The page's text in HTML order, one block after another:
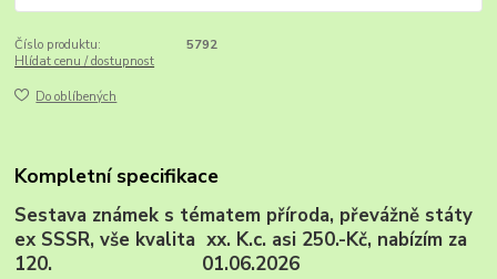
Číslo produktu:
5792
Hlídat cenu / dostupnost
Do oblíbených
Kompletní specifikace
Sestava známek s tématem příroda, převážně státy
ex SSSR, vše kvalita xx. K.c. asi 250.-Kč, nabízím za
120. 01.06.2026